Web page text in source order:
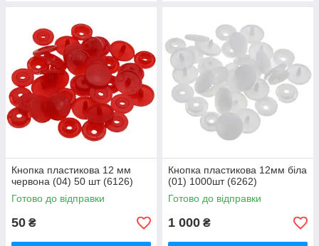
Кнопка пластикова 12 мм
червона (04) 50 шт (6126)
Готово до відправки
50 ₴
Кнопка пластикова 12мм біла
(01) 1000шт (6262)
Готово до відправки
1 000 ₴